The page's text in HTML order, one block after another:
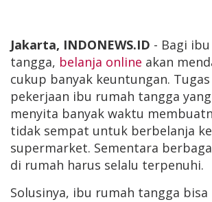
Jakarta, INDONEWS.ID - Bagi
tangga, belanja online akan
cukup banyak keuntungan.
pekerjaan ibu rumah tangga
menyita banyak waktu
tidak sempat untuk berbelanja
supermarket. Sementara
di rumah harus selalu terpenuhi.
Solusinya, ibu rumah tangga